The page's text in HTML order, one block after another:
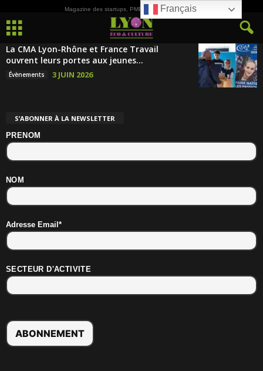
Magazine des startups, PME, ETI et de la Culture
La CMA Lyon-Rhône et France Travail
ouvrent leurs portes aux jeunes...
Évènements 3 JUIN 2026
S’ABONNER À LA NEWSLETTER
PRENOM
NOM
Adresse Email*
SECTEUR D'ACTIVITE
Français